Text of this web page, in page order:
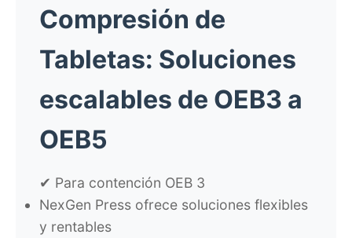
Compresión de
Tabletas: Soluciones
escalables de OEB3 a
OEB5
✔ Para contención OEB 3
NexGen Press ofrece soluciones flexibles
y rentables